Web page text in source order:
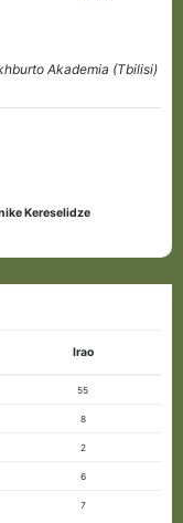
Akademia (Tbilisi)
Kereselidze
Irao
55
8
2
6
7